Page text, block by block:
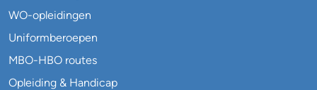
WO-opleidingen
Uniformberoepen
MBO-HBO routes
Opleiding & Handicap